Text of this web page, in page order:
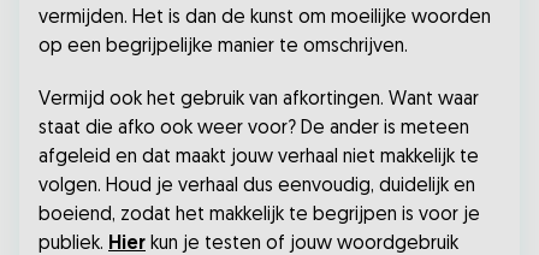
vermijden. Het is dan de kunst om moeilijke woorden
op een begrijpelijke manier te omschrijven.
Vermijd ook het gebruik van afkortingen. Want waar
staat die afko ook weer voor? De ander is meteen
afgeleid en dat maakt jouw verhaal niet makkelijk te
volgen. Houd je verhaal dus eenvoudig, duidelijk en
boeiend, zodat het makkelijk te begrijpen is voor je
publiek. Hier kun je testen of jouw woordgebruik